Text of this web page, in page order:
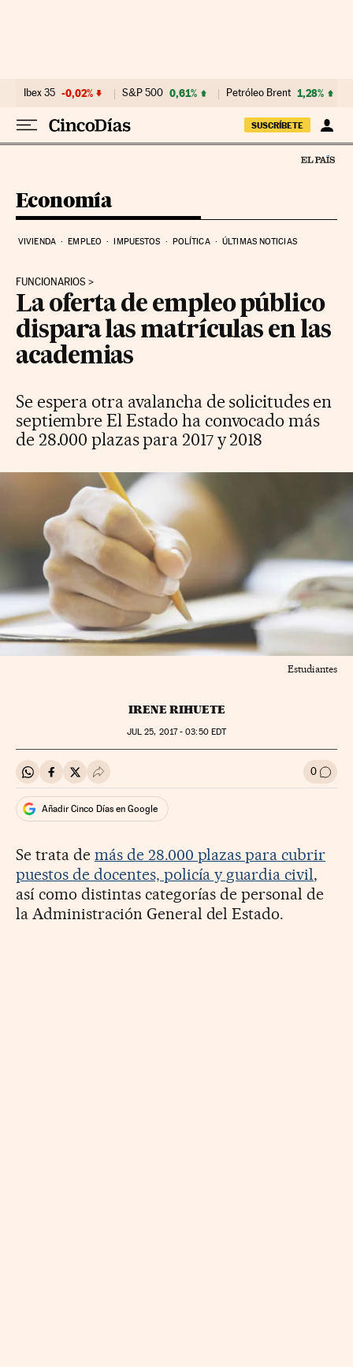
Ibex 35 -0,02% S&P 500 0,61% Petróleo Brent 1,28%
SUSCRÍBETE
Economía
VIVIENDA EMPLEO IMPUESTOS POLÍTICA ÚLTIMAS NOTICIAS
FUNCIONARIOS
La oferta de empleo público
dispara las matrículas en las
academias
Se espera otra avalancha de solicitudes en
septiembre El Estado ha convocado más
de 28.000 plazas para 2017 y 2018
Estudiantes
IRENE RIHUETE
JUL 25, 2017 - 03:50EDT
Compartir en Whatsapp
Compartir en Facebook
Compartir en Twitter
Desplegar Redes Sociales 0 Ir a
Añadir Cinco Días en Google
Se trata de más de 28.000 plazas para cubrir
puestos de docentes, policía y guardia civil,
así como distintas categorías de personal de
la Administración General del Estado.